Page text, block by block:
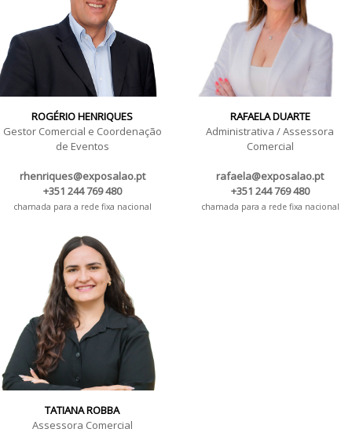
ROGÉRIO HENRIQUES
Gestor Comercial e Coordenação
de Eventos
rhenriques@exposalao.pt
+351 244 769 480
chamada para a rede fixa nacional
RAFAELA DUARTE
Administrativa / Assessora
Comercial
rafaela@exposalao.pt
+351 244 769 480
chamada para a rede fixa nacional
TATIANA ROBBA
Assessora Comercial